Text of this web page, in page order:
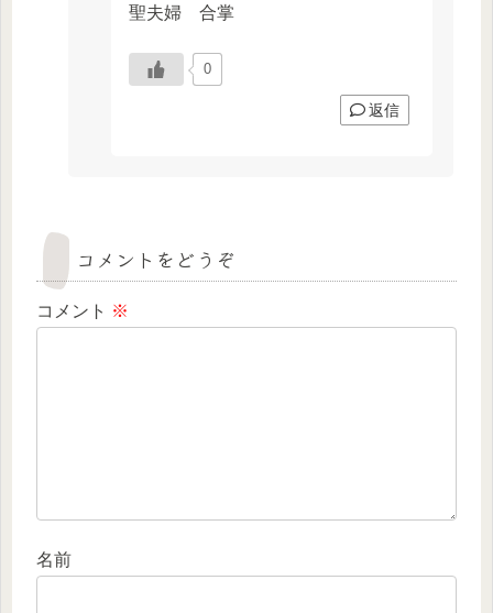
聖夫婦 合掌
0
返信
コメントをどうぞ
コメント ※
名前